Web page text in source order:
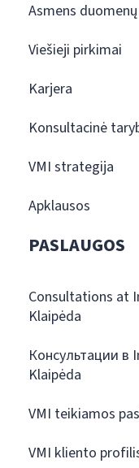
Asmens
Viešieji pirkimai
Karjera
Konsultacinė
VMI strategija
Apklausos
PASLAUGOS
Consultations at
Klaipėda
Консультации в
Klaipėda
VMI teikiamos
VMI kliento